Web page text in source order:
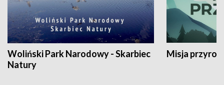
Woliński Park Narodowy - Skarbiec
Natury
Misja